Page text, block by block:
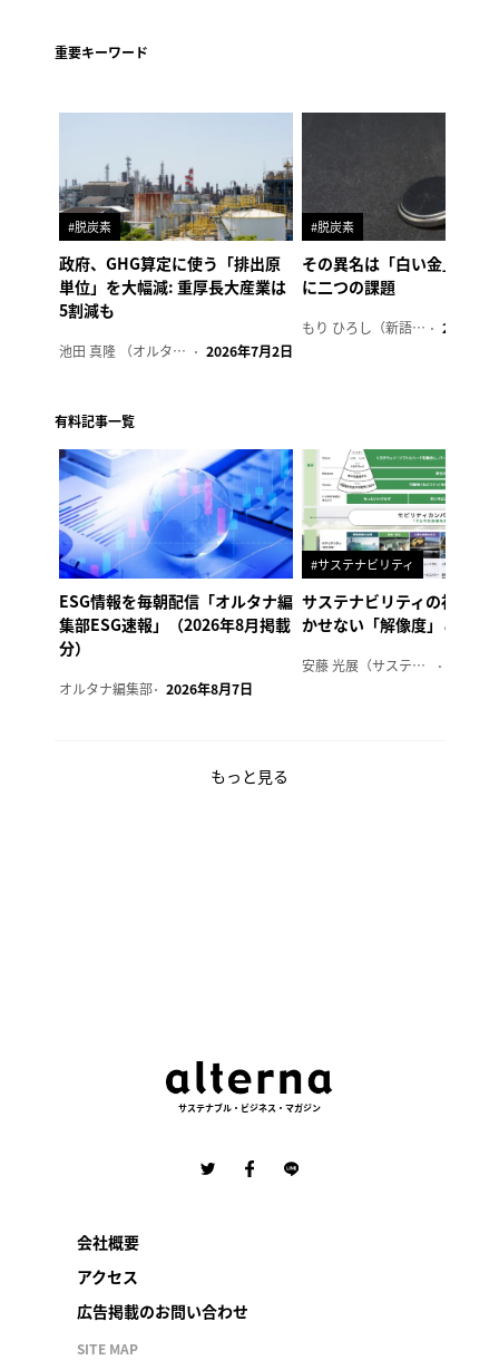
重要キーワード
#脱炭素
政府、GHG算定に使う「排出原
単位」を大幅減: 重厚長大産業は
5割減も
池田 真隆 （オルタナ輪番編集長） 2026年7月2日
#脱炭素
その異名は「白い金」、リ
に二つの課題
もり ひろし（新語ウォッチャー） 2023年7
有料記事一覧
ESG情報を毎朝配信「オルタナ編
集部ESG速報」（2026年8月掲載
分）
オルタナ編集部 2026年8月7日
#サステナビリティ
サステナビリティの社内浸
かせない「解像度」とは
安藤 光展（サステナビリティ・コンサルタント）
もっと見る
サステナブル・ビジネス・マガジン
会社概要
アクセス
広告掲載のお問い合わせ
SITE MAP